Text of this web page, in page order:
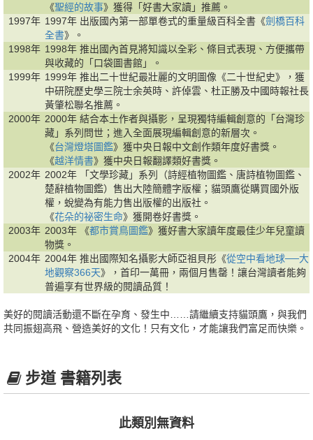
《聖經的故事》獲得「好書大家讀」推薦。
1997年 1997年 出版國內第一部單卷式的重量級百科全書《劍橋百科
全書》。
1998年 1998年 推出國內首見將知識以全彩、條目式表現、方便攜帶
與收藏的「口袋圖書館」。
1999年 1999年 推出二十世紀最壯麗的文明圖像《二十世紀史》，獲
中研院歷史學三院士余英時、許倬雲、杜正勝及中國時報社長
黃肇松聯名推薦。
2000年 2000年 結合本土作者與攝影，呈現獨特編輯創意的「台灣珍
藏」系列問世；進入全面展現編輯創意的新層次。
《台灣燈塔圖鑑》獲中央日報中文創作類年度好書獎。
《越洋情書》獲中央日報翻譯類好書獎。
2002年 2002年 「文學珍藏」系列（詩經植物圖鑑、唐詩植物圖鑑、
楚辭植物圖鑑）售出大陸簡體字版權；貓頭鷹從購買國外版
權，蛻變為有能力售出版權的出版社。
《花朵的祕密生命》獲開卷好書獎。
2003年 2003年 《都市賞鳥圖鑑》獲好書大家讀年度最佳少年兒童讀
物獎。
2004年 2004年 推出國際知名攝影大師亞祖貝彤《從空中看地球──大
地觀察366天》，首印一萬冊，兩個月售罄！讓台灣讀者能夠
普遍享有世界級的閱讀品質！
美好的閱讀活動還不斷在孕育、發生中……請繼續支持貓頭鷹，與我們
共同振翅高飛、營造美好的文化！只有文化，才能讓我們富足而快樂。
步道 書籍列表
此類別無資料